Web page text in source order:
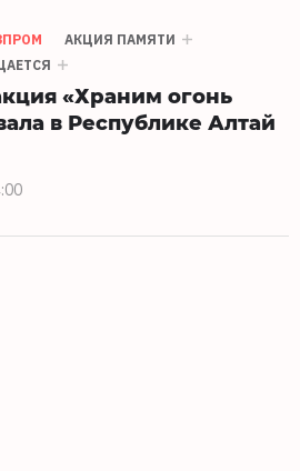
АКЦИЯ ПАМЯТИ
«Храним огонь
в Республике Алтай